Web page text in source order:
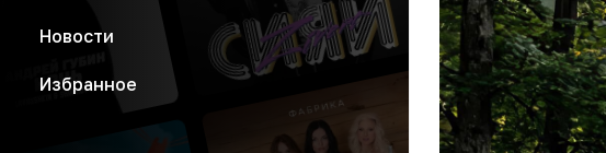
Новости
Избранное